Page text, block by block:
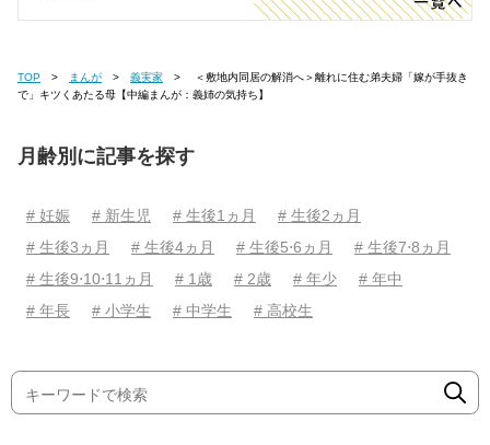
TOP まんが 義実家
で」キツくあたる母【中編まんが：義姉の気持ち】
月齢別に記事を探す
# 妊娠 # 新生児 # 生後1ヵ月
# 生後2ヵ月
# 生後3ヵ月
# 生後4ヵ月 # 生後5⋅6ヵ月
# 生後7⋅8ヵ月
# 生後9⋅10⋅11ヵ月
# 1歳 # 2歳 # 年少
# 年中
# 年長
# 小学生 # 中学生 # 高校生